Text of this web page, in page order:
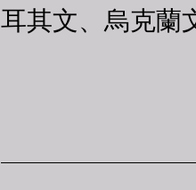
耳其文、烏克蘭